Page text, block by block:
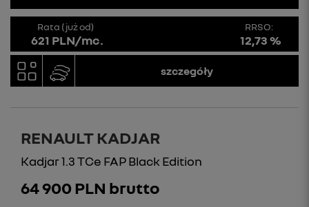
Rata (już od)
621 PLN/mc.
RRSO:
12,73 %
szczegóły
RENAULT KADJAR
Kadjar 1.3 TCe FAP Black Edition
64 900 PLN brutto